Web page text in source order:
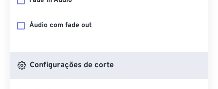
Áudio com fade out
Configurações de corte